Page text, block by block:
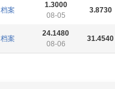
档案
1.3000
08-05
3.8730
档案
24.1480
08-06
31.4540